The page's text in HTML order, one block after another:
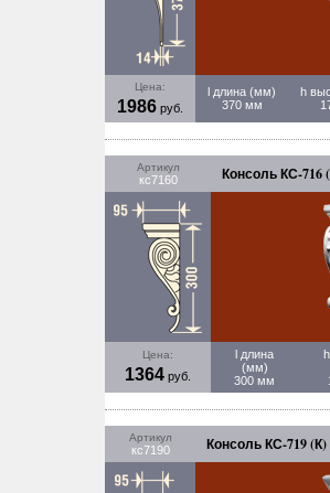
Цена:
1986 руб.
l длина (мм)
370 мм
h
Артикул
кс7160 Консоль КС-716
Цена:
1364 руб.
l длина
(мм)
300 мм
Артикул
кс7190 Консоль КС-719 (К)